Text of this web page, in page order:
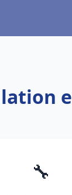
🔧